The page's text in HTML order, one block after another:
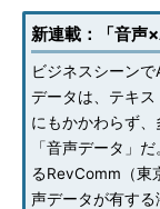
新連載：「音声
ビジネスシーン
データは、テキ
にもかかわらず
「音声データ」
るRevComm（東
声データが有す